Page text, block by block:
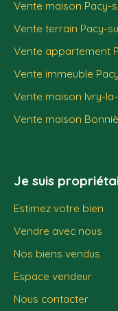
Vente maison Pacy-
Vente terrain Pacy-
Vente appartement
Vente immeuble
Vente maison Ivry-
Vente maison
Je suis
Estimez votre bien
Vendre avec nous
Nos biens vendus
Espace vendeur
Nous contacter